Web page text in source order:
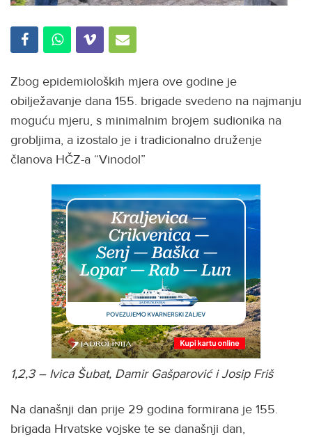
Zbog epidemioloških mjera ove godine je
obilježavanje dana 155. brigade svedeno na najmanju
moguću mjeru, s minimalnim brojem sudionika na
grobljima, a izostalo je i tradicionalno druženje
članova HČZ-a “Vinodol”
1,2,3 – Ivica Šubat, Damir Gašparović i Josip Friš
Na današnji dan prije 29 godina formirana je 155.
brigada Hrvatske vojske te se današnji dan,